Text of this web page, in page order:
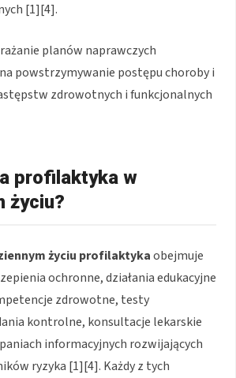
[1][4].
planów naprawczych
powstrzymywanie postępu choroby i
zdrowotnych i funkcjonalnych
profilaktyka w
życiu?
życiu profilaktykaobejmuje
ochronne, działania edukacyjne
zdrowotne, testy
kontrolne, konsultacje lekarskie
informacyjnych rozwijających
ryzyka [1][4]. Każdy z tych